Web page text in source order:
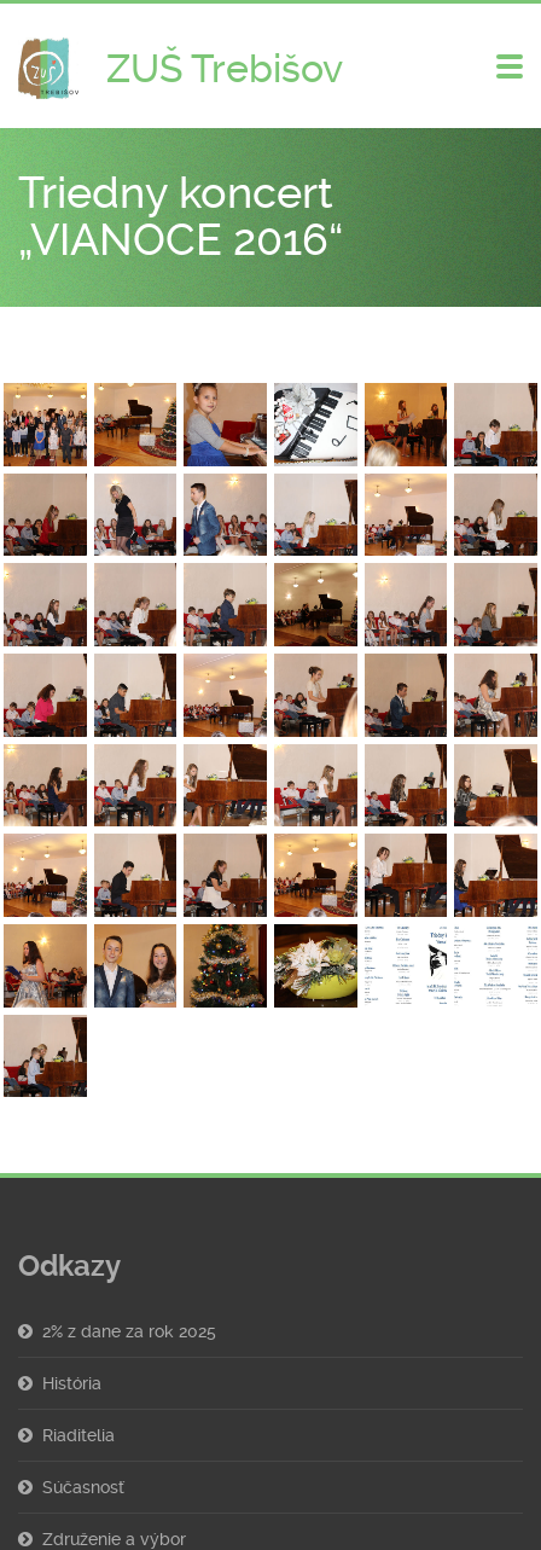
ZUŠ Trebišov
Triedny koncert
„VIANOCE 2016“
Odkazy
2% z dane za rok 2025
História
Riaditelia
Súčasnosť
Združenie a výbor